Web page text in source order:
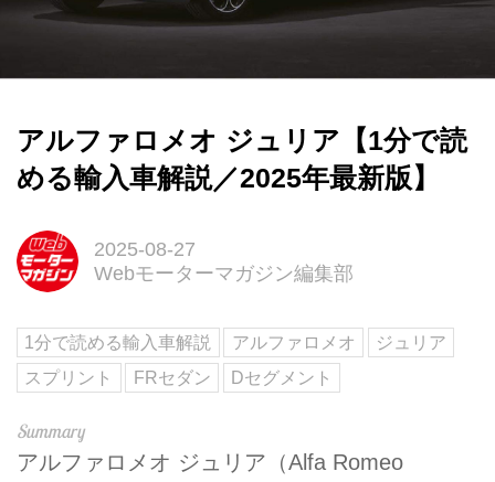
アルファロメオ ジュリア【1分で読
める輸入車解説／2025年最新版】
2025-08-27
Webモーターマガジン編集部
1分で読める輸入車解説 アルファロメオ
ジュリア
スプリント
FRセダン Dセグメント
アルファロメオ ジュリア（Alfa Romeo